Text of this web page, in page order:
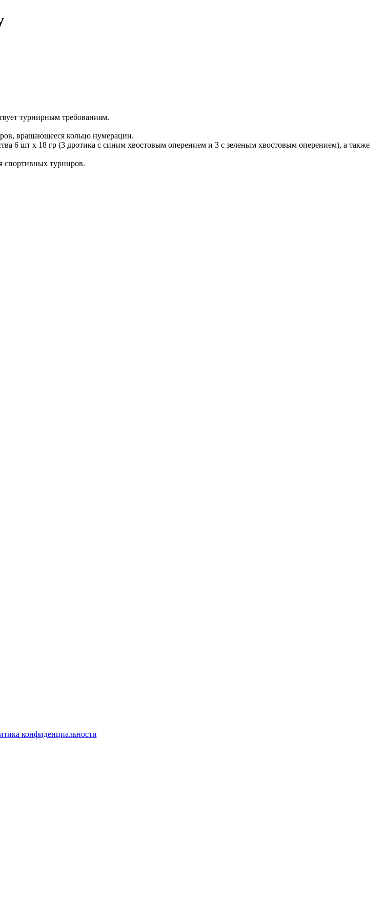
турнирным требованиям.
вращающееся кольцо нумерации.
6 шт x 18 гр (3 дротика с синим хвостовым оперением и 3 с зеленым хвостовым оперением), а также
спортивных турниров.
конфиденциальности